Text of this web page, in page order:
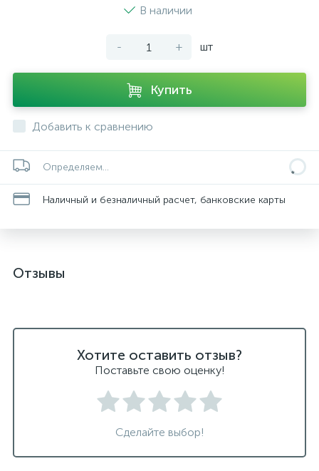
В наличии
- + шт
Купить
Добавить к сравнению
Определяем...
Наличный и безналичный расчет, банковские карты
Отзывы
Хотите оставить отзыв?
Поставьте свою оценку!
Сделайте выбор!